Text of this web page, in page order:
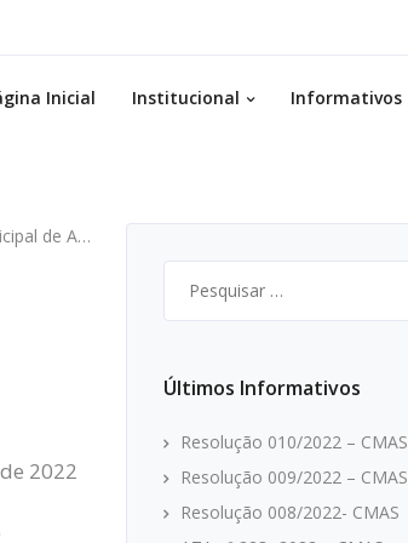
Inicial Institucional Informativos
Social
2022
por:
Últimos Informativos
Resolução 010/2022 – CMAS
Resolução 009/2022 – CMAS
Resolução 008/2022- CMAS